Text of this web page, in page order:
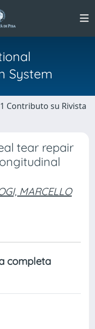
System
1 Contributo su Rivista
tear repair
MARCELLO
completa